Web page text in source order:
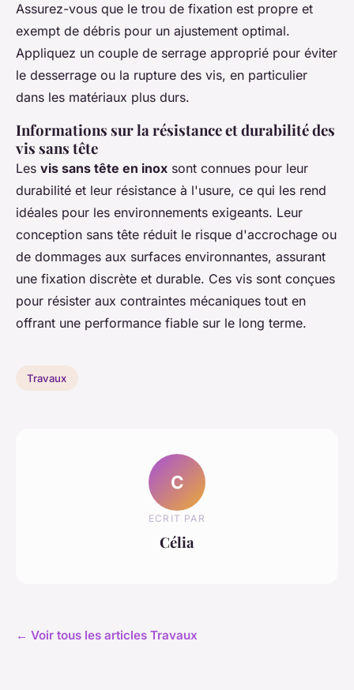
Assurez-vous que le trou de fixation est propre et
exempt de débris pour un ajustement optimal.
Appliquez un couple de serrage approprié pour éviter
le desserrage ou la rupture des vis, en particulier
dans les matériaux plus durs.
Informations sur la résistance et durabilité des
vis sans tête
Les vis sans tête en inox sont connues pour leur
durabilité et leur résistance à l'usure, ce qui les rend
idéales pour les environnements exigeants. Leur
conception sans tête réduit le risque d'accrochage ou
de dommages aux surfaces environnantes, assurant
une fixation discrète et durable. Ces vis sont conçues
pour résister aux contraintes mécaniques tout en
offrant une performance fiable sur le long terme.
Travaux
C
ECRIT PAR
Célia
← Voir tous les articles Travaux